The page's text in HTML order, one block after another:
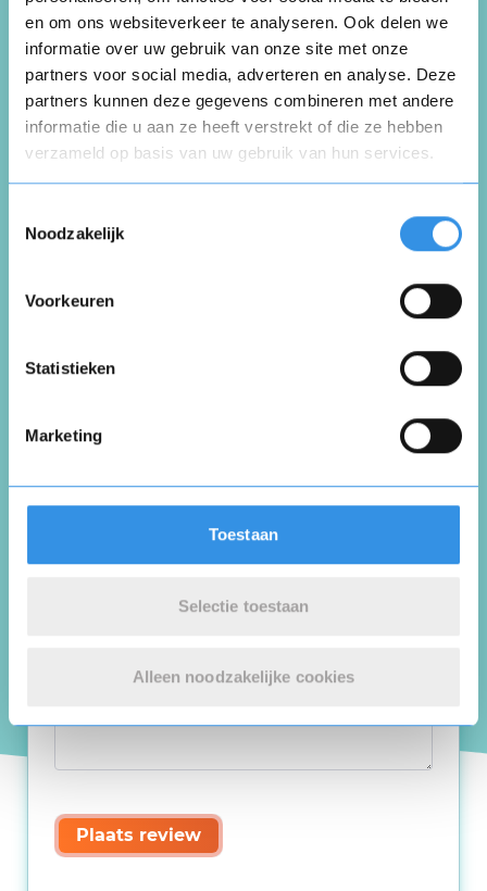
en om ons websiteverkeer te analyseren. Ook delen we
informatie over uw gebruik van onze site met onze
partners voor social media, adverteren en analyse. Deze
partners kunnen deze gegevens combineren met andere
informatie die u aan ze heeft verstrekt of die ze hebben
verzameld op basis van uw gebruik van hun services.
Noodzakelijk
Voorkeuren
Statistieken
Marketing
Toestaan
Selectie toestaan
Alleen noodzakelijke cookies
Schrijf een review over SPF
Beheer
Schrijf een review
Plaats review